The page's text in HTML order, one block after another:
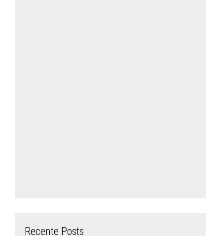
Recente Posts